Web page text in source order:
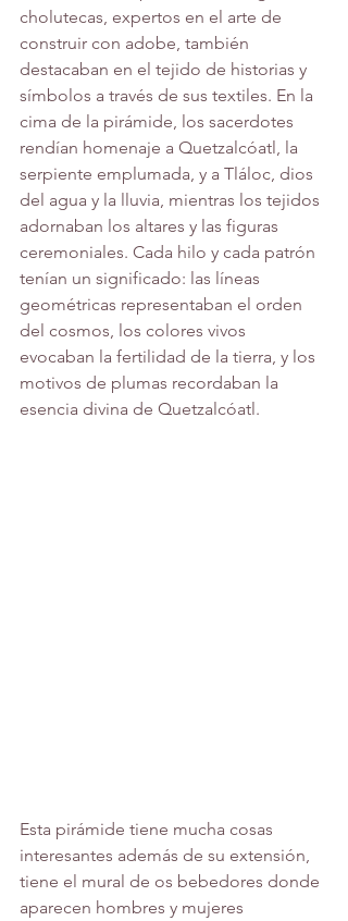
cholutecas, expertos en el arte de
construir con adobe, también
destacaban en el tejido de historias y
símbolos a través de sus textiles. En la
cima de la pirámide, los sacerdotes
rendían homenaje a Quetzalcóatl, la
serpiente emplumada, y a Tláloc, dios
del agua y la lluvia, mientras los tejidos
adornaban los altares y las figuras
ceremoniales. Cada hilo y cada patrón
tenían un significado: las líneas
geométricas representaban el orden
del cosmos, los colores vivos
evocaban la fertilidad de la tierra, y los
motivos de plumas recordaban la
esencia divina de Quetzalcóatl.
Esta pirámide tiene mucha cosas
interesantes además de su extensión,
tiene el mural de os bebedores donde
aparecen hombres y mujeres